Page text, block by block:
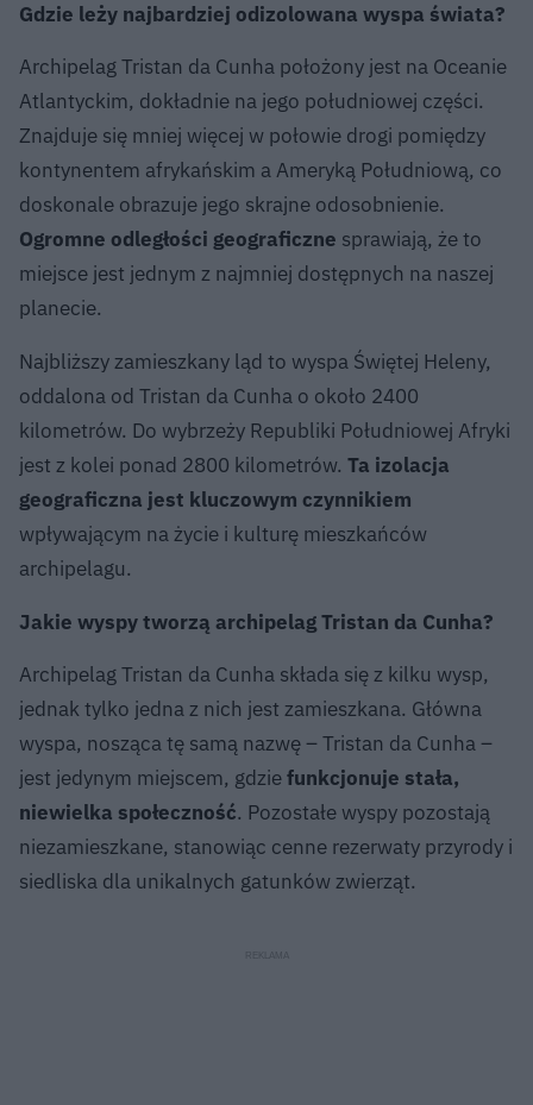
Gdzie leży najbardziej odizolowana wyspa świata?
Archipelag Tristan da Cunha położony jest na Oceanie
Atlantyckim, dokładnie na jego południowej części.
Znajduje się mniej więcej w połowie drogi pomiędzy
kontynentem afrykańskim a Ameryką Południową, co
doskonale obrazuje jego skrajne odosobnienie.
Ogromne odległości geograficzne sprawiają, że to
miejsce jest jednym z najmniej dostępnych na naszej
planecie.
Najbliższy zamieszkany ląd to wyspa Świętej Heleny,
oddalona od Tristan da Cunha o około 2400
kilometrów. Do wybrzeży Republiki Południowej Afryki
jest z kolei ponad 2800 kilometrów. Ta izolacja
geograficzna jest kluczowym czynnikiem
wpływającym na życie i kulturę mieszkańców
archipelagu.
Jakie wyspy tworzą archipelag Tristan da Cunha?
Archipelag Tristan da Cunha składa się z kilku wysp,
jednak tylko jedna z nich jest zamieszkana. Główna
wyspa, nosząca tę samą nazwę – Tristan da Cunha –
jest jedynym miejscem, gdziefunkcjonuje stała,
niewielka społeczność. Pozostałe wyspy pozostają
niezamieszkane, stanowiąc cenne rezerwaty przyrody i
siedliska dla unikalnych gatunków zwierząt.